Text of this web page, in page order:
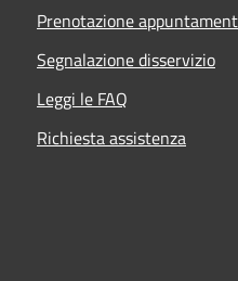
Prenotazione
Segnalazione disservizio
Leggi le FAQ
Richiesta assistenza